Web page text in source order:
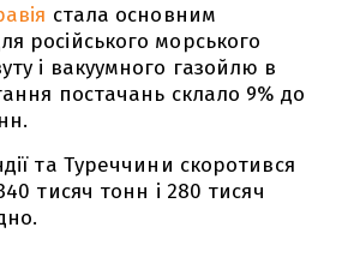
стала основним
російського морського
і вакуумного газойлю в
постачань склало 9% до
та Туреччини скоротився
тисяч тонн і 280 тисяч